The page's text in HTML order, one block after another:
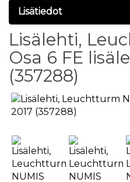
Lisätiedot
Lisälehti,
Osa 6 FE
(357288)